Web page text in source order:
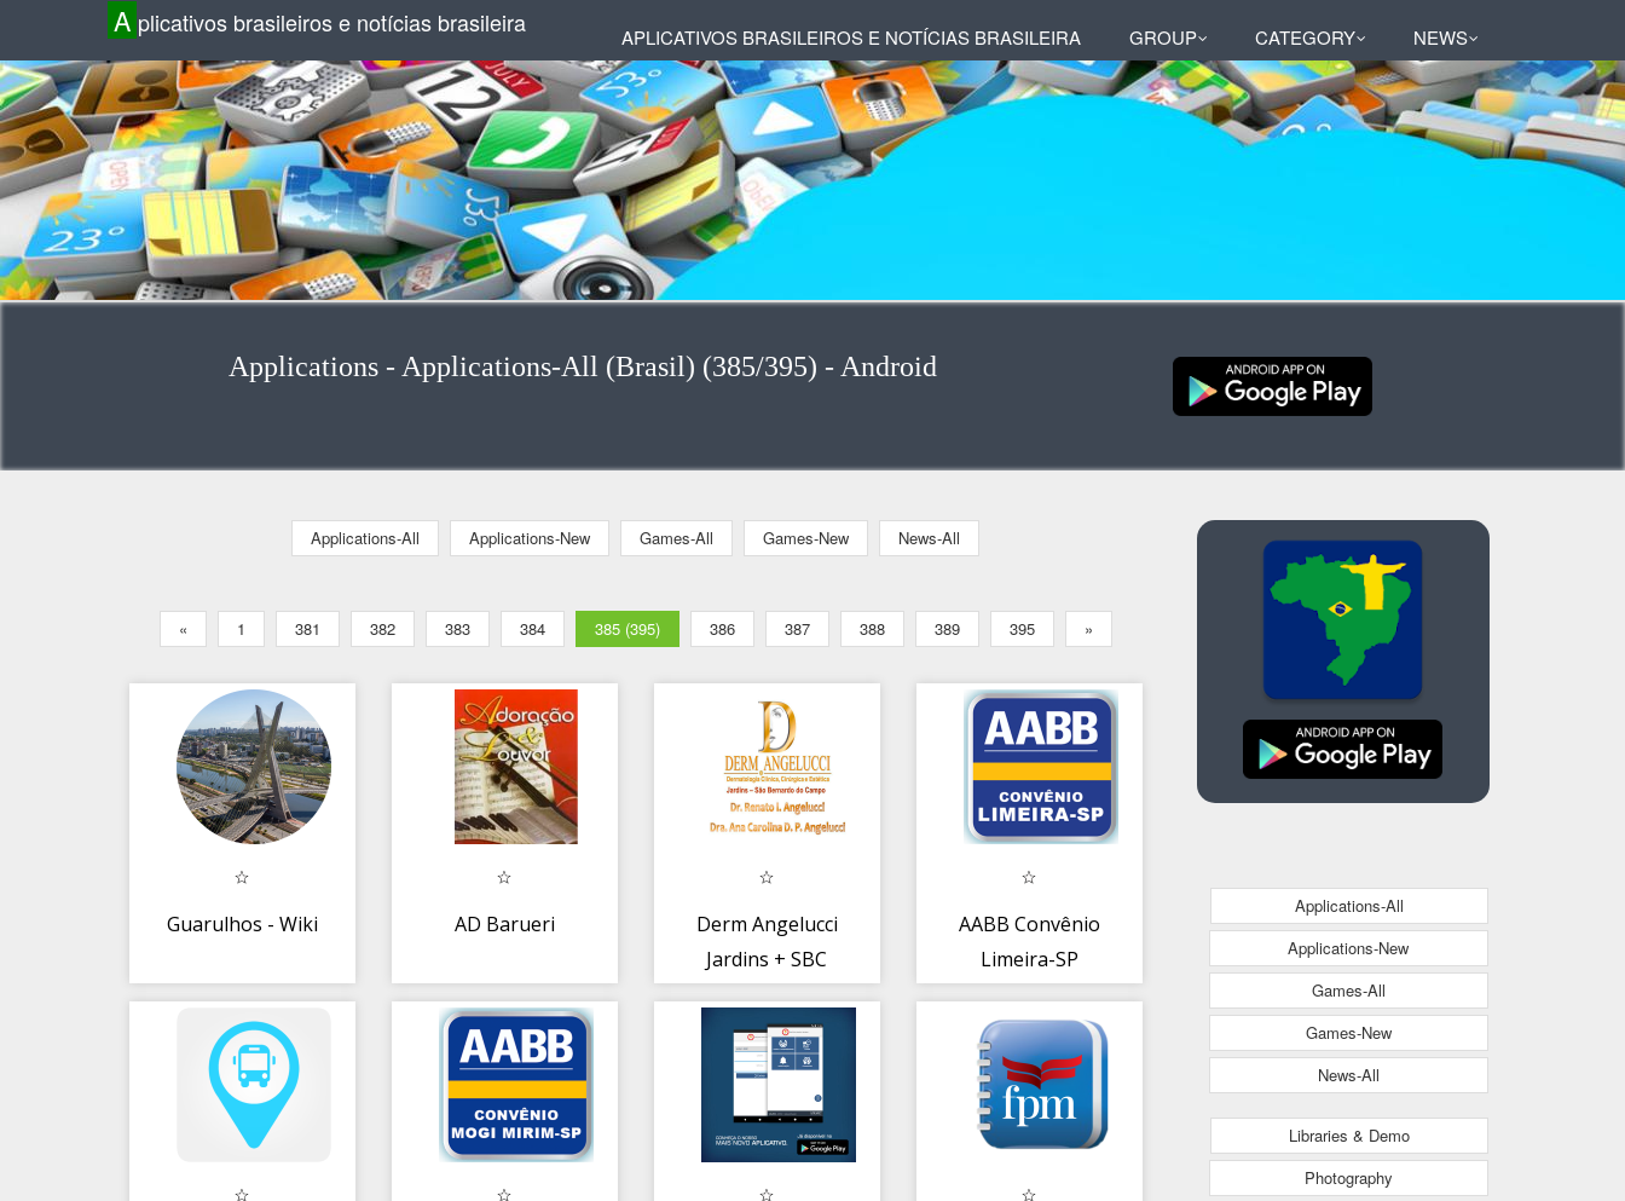
A plicativos brasileiros e notícias brasileira APLICATIVOS BRASILEIROS E NOTÍCIAS BRASILEIRA GROUP CATEGORY NEWS
Applications - Applications-All (Brasil) (385/395) - Android
Applications-All Applications-New Games-All Games-New News-All
« 1 381 382 383 384 385 (395) 386 387 388 389 395 »
Guarulhos - Wiki AD Barueri
Derm Angelucci
Jardins + SBC
AABB Convênio
Limeira-SP
Applications-All
Applications-New
Games-All
Games-New
News-All
Libraries & Demo
Photography